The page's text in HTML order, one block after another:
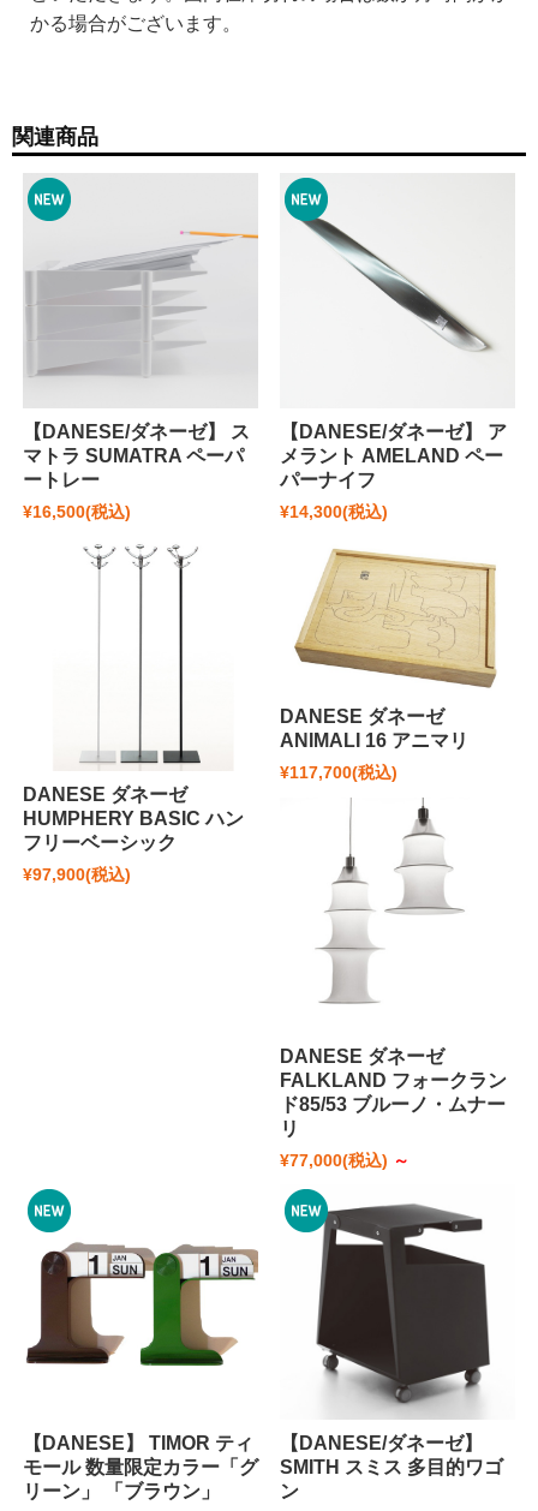
かる場合がございます。
関連商品
【DANESE/ダネーゼ】 ス
マトラ SUMATRA ペーパ
ートレー
¥16,500(税込)
【DANESE/ダネーゼ】 ア
メラント AMELAND ペー
パーナイフ
¥14,300(税込)
DANESE ダネーゼ
HUMPHERY BASIC ハン
フリーベーシック
¥97,900(税込)
DANESE ダネーゼ
ANIMALI 16 アニマリ
¥117,700(税込)
DANESE ダネーゼ
FALKLAND フォークラン
ド85/53 ブルーノ・ムナー
リ
¥77,000(税込) ～
【DANESE】 TIMOR ティ
モール 数量限定カラー「グ
リーン」 「ブラウン」
【DANESE/ダネーゼ】
SMITH スミス 多目的ワゴ
ン